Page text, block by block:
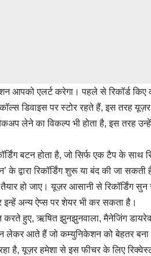
आपको एलर्ट करेगा। पहले से रिकॉर्ड
डिवाइस पर स्टोर रहते हैं, इस तरह
लेने का विकल्प भी होता है, इस तरह उन्हें
बटन होता है, जो सिर्फ एक टैप के
के द्वारा रिकॉर्डिंग शुरू या बंद की जा
तैयार हो जाए। यूज़र आसानी से रिकॉर्डिंग
इन्हें अन्य ऐप्स पर शेयर भी कर सकता है।
करते हुए, ऋषित झुनझुनवाला, मैनेजिंग
लेकर आते हैं जो कम्युनिकेशन को बेहतर
है, यूज़र हमेशा से इस फीचर के लिए